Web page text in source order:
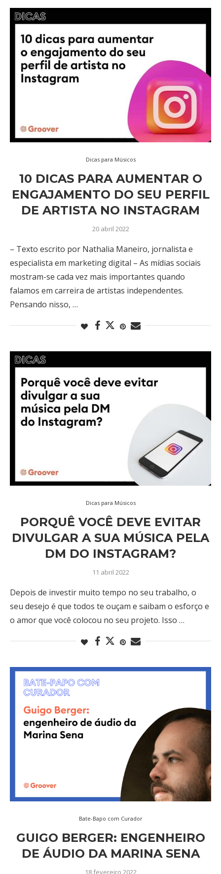
Dicas para Músicos
10 DICAS PARA AUMENTAR O
ENGAJAMENTO DO SEU PERFIL
DE ARTISTA NO INSTAGRAM
20 abril 2022
– Texto escrito por Nathalia Maneiro, jornalista e
especialista em marketing digital – As mídias sociais
mostram-se cada vez mais importantes quando
falamos em carreira de artistas independentes.
Pensando nisso, …
Dicas para Músicos
PORQUÊ VOCÊ DEVE EVITAR
DIVULGAR A SUA MÚSICA PELA
DM DO INSTAGRAM?
11 abril 2022
Depois de investir muito tempo no seu trabalho, o
seu desejo é que todos te ouçam e saibam o esforço e
o amor que você colocou no seu projeto. Isso …
Bate-Bapo com Curador
GUIGO BERGER: ENGENHEIRO
DE ÁUDIO DA MARINA SENA
18 fevereiro 2022